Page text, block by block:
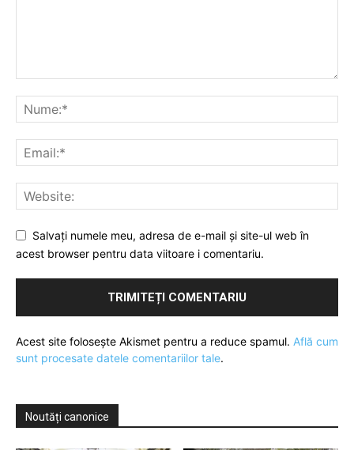
Salvați numele meu, adresa de e-mail și site-ul web în
acest browser pentru data viitoare i comentariu.
Acest site folosește Akismet pentru a reduce spamul. Află cum
sunt procesate datele comentariilor tale.
Noutăți canonice